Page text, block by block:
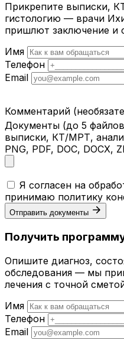
Прикрепите выписки,
гистологию — врачи
пришлют заключение и
Имя
Телефон
Email
Комментарий
Документы (до 5
выписки, КТ/МРТ,
PNG, PDF, DOC, DOCX,
Я согласен на
принимаю политику
Отправить документы
Получить
Опишите диагноз,
обследования — мы
лечения с точной
Имя
Телефон
Email